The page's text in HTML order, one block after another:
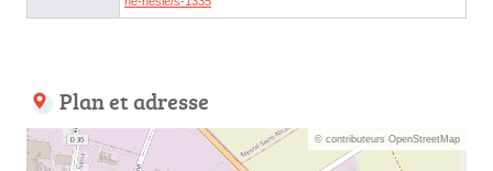
Plan et adresse
© contributeurs OpenStreetMap